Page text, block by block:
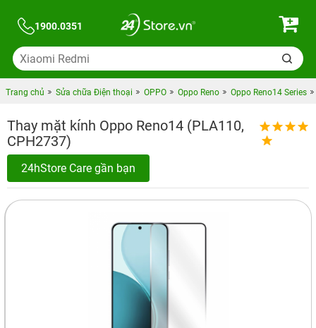
1900.0351
Trang chủ Sửa chữa Điện thoại OPPO Oppo Reno Oppo Reno14 Series
Thay mặt kính Oppo Reno14 (PLA110,
CPH2737)
24hStore Care gần bạn